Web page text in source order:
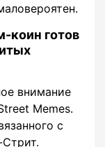
коин готов
внимание
Memes.
с